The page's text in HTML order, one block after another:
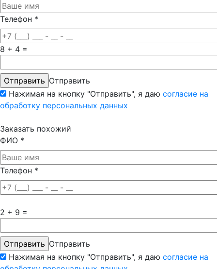
Телефон *
8 + 4 =
Отправить
Нажимая на кнопку "Отправить", я даю согласие на
обработку персональных данных
Заказать похожий
ФИО *
Телефон *
2 + 9 =
Отправить
Нажимая на кнопку "Отправить", я даю согласие на